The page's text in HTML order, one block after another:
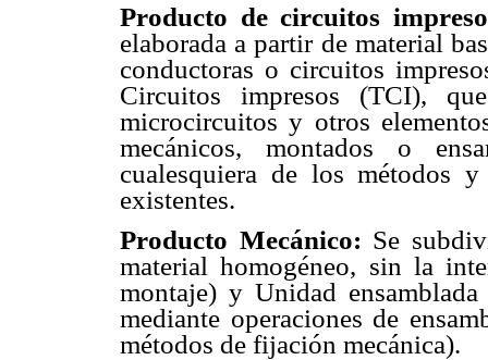
Producto de circuitos
elaborada a partir de material
conductoras o circuitos
Circuitos impresos (TCI),
microcircuitos y otros
mecánicos, montados o
cualesquiera de los métodos
existentes.
Producto Mecánico: Se
material homogéneo, sin la
montaje) y Unidad
mediante operaciones de
métodos de fijación mecánica).